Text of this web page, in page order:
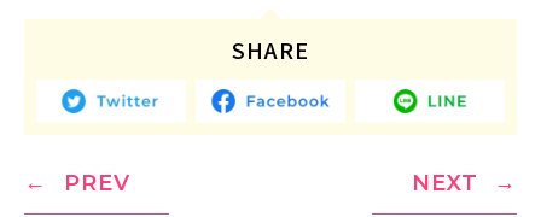
SHARE
PREV NEXT